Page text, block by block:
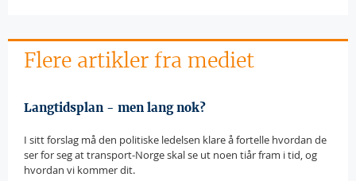
Flere artikler fra mediet
Langtidsplan - men lang nok?
I sitt forslag må den politiske ledelsen klare å fortelle hvordan de
ser for seg at transport-Norge skal se ut noen tiår fram i tid, og
hvordan vi kommer dit.